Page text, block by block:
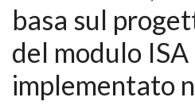
basa sul
del modulo
implementato